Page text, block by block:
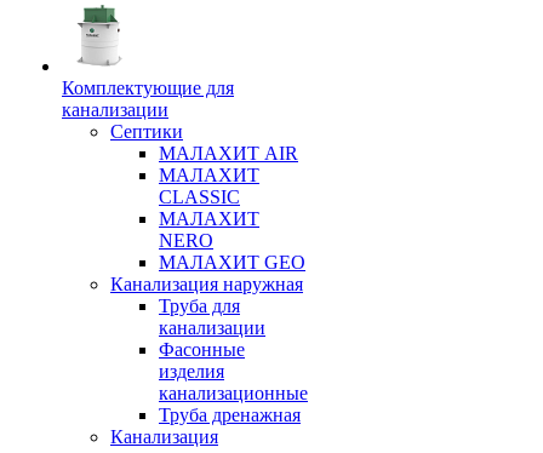
Комплектующие для
канализации
Септики
МАЛАХИТ AIR
МАЛАХИТ
CLASSIC
МАЛАХИТ
NERO
МАЛАХИТ GEO
Канализация наружная
Труба для
канализации
Фасонные
изделия
канализационные
Труба дренажная
Канализация